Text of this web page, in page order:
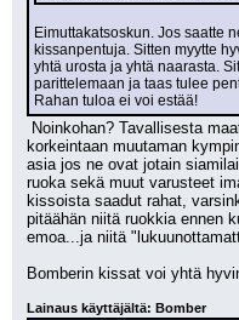
Eimuttakatsoskun. Jos saatte
kissanpentuja. Sitten myytte
yhtä urosta ja yhtä naarasta.
parittelemaan ja taas tulee
Rahan tuloa ei voi estää!
korkeintaan muutaman
asia jos ne ovat jotain
ruoka sekä muut varusteet
kissoista saadut rahat,
pitäähän niitä ruokkia ennen
emoa...ja niitä
Bomberin kissat voi yhtä
Lainaus käyttäjältä: Bomber